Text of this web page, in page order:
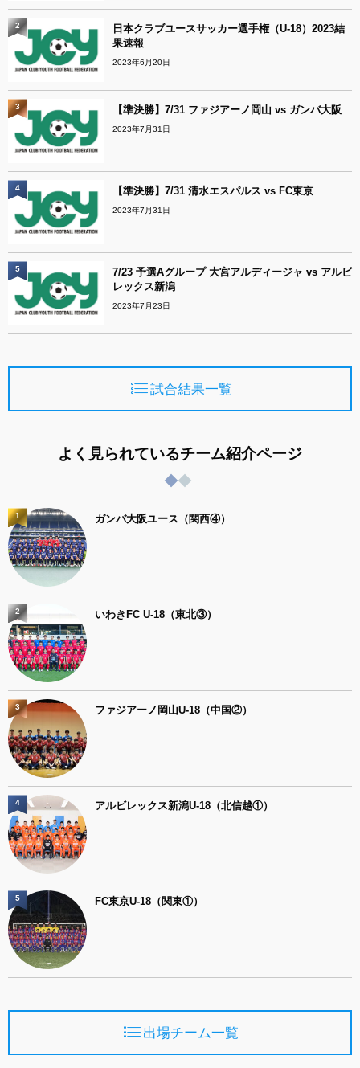
日本クラブユースサッカー選手権（U-18）2023結
果速報
2023年6月20日
2
【準決勝】7/31 ファジアーノ岡山 vs ガンバ大阪
2023年7月31日
3
【準決勝】7/31 清水エスパルス vs FC東京
2023年7月31日
4
7/23 予選Aグループ 大宮アルディージャ vs アルビ
レックス新潟
2023年7月23日
5
試合結果一覧
よく見られているチーム紹介ページ
ガンバ大阪ユース（関西④）
1
いわきFC U-18（東北③）
2
ファジアーノ岡山U-18（中国②）
3
アルビレックス新潟U-18（北信越①）
4
FC東京U-18（関東①）
5
出場チーム一覧